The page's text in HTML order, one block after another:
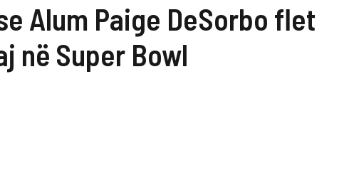
Alum Paige DeSorbo flet
në Super Bowl